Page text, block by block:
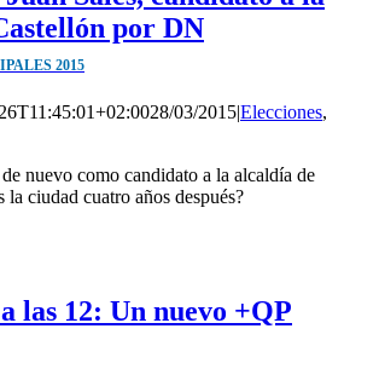
por DN
2015
28/03/2015|Elecciones,
nuevo como candidato a la alcaldía de
la ciudad cuatro años después?
las 12: Un nuevo +QP